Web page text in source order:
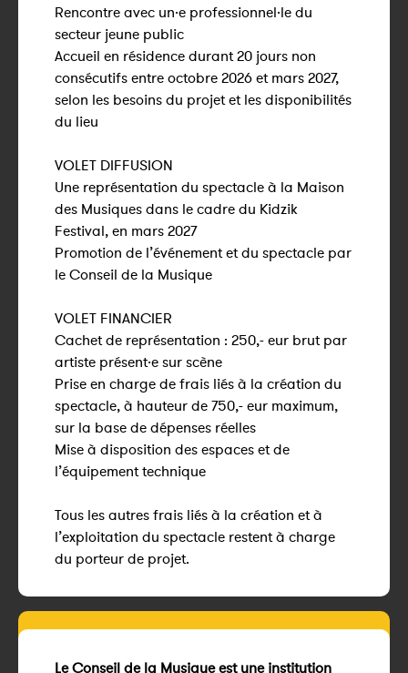
Rencontre avec un·e professionnel·le du
secteur jeune public
Accueil en résidence durant 20 jours non
consécutifs entre octobre 2026 et mars 2027,
selon les besoins du projet et les disponibilités
du lieu
VOLET DIFFUSION
Une représentation du spectacle à la Maison
des Musiques dans le cadre du Kidzik
Festival, en mars 2027
Promotion de l’événement et du spectacle par
le Conseil de la Musique
VOLET FINANCIER
Cachet de représentation : 250,- eur brut par
artiste présent·e sur scène
Prise en charge de frais liés à la création du
spectacle, à hauteur de 750,- eur maximum,
sur la base de dépenses réelles
Mise à disposition des espaces et de
l’équipement technique
Tous les autres frais liés à la création et à
l’exploitation du spectacle restent à charge
du porteur de projet.
Le Conseil de la Musique est une institution